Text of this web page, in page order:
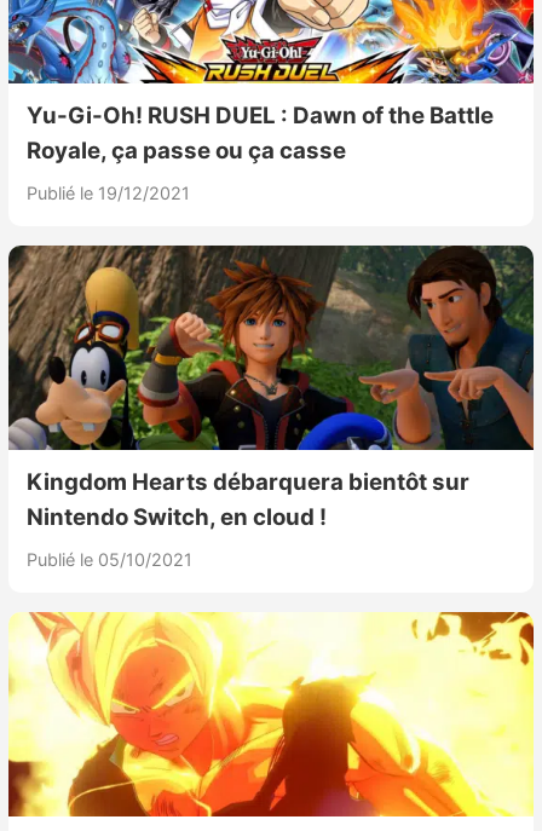
Yu-Gi-Oh! RUSH DUEL : Dawn of the Battle
Royale, ça passe ou ça casse
Publié le 19/12/2021
Kingdom Hearts débarquera bientôt sur
Nintendo Switch, en cloud !
Publié le 05/10/2021